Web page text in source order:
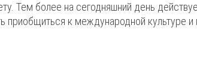
Тем более на сегодняшний день
приобщиться к международной культуре и